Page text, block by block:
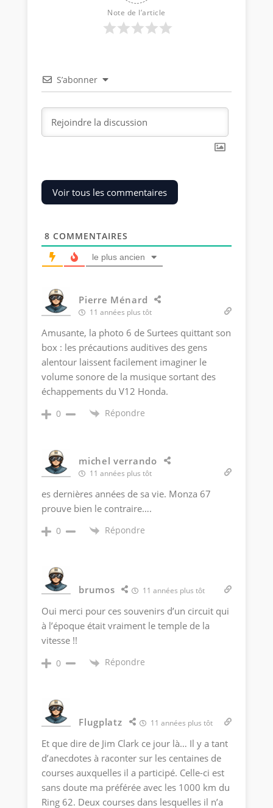
Note de l’article
S’abonner
Voir tous les commentaires
8 COMMENTAIRES
le plus ancien
Pierre Ménard
11 années plus tôt
Amusante, la photo 6 de Surtees quittant son
box : les précautions auditives des gens
alentour laissent facilement imaginer le
volume sonore de la musique sortant des
échappements du V12 Honda.
0 Répondre
michel verrando
11 années plus tôt
es dernières années de sa vie. Monza 67
prouve bien le contraire….
0 Répondre
brumos 11 années plus tôt
Oui merci pour ces souvenirs d’un circuit qui
à l’époque était vraiment le temple de la
vitesse !!
0 Répondre
Flugplatz 11 années plus tôt
Et que dire de Jim Clark ce jour là… Il y a tant
d’anecdotes à raconter sur les centaines de
courses auxquelles il a participé. Celle-ci est
sans doute ma préférée avec les 1000 km du
Ring 62. Deux courses dans lesquelles il n’a